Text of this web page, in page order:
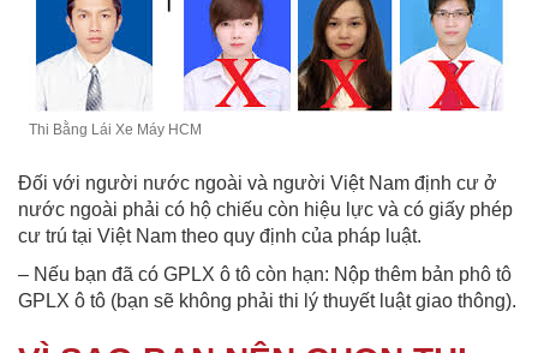
Thi Bằng Lái Xe Máy HCM
Đối với người nước ngoài và người Việt Nam định cư ở
nước ngoài phải có hộ chiếu còn hiệu lực và có giấy phép
cư trú tại Việt Nam theo quy định của pháp luật.
– Nếu bạn đã có GPLX ô tô còn hạn: Nộp thêm bản phô tô
GPLX ô tô (bạn sẽ không phải thi lý thuyết luật giao thông).